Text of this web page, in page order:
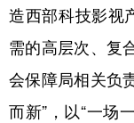
造西部科技影视
需的高层次、复
会保障局相关负
而新”，以“一场